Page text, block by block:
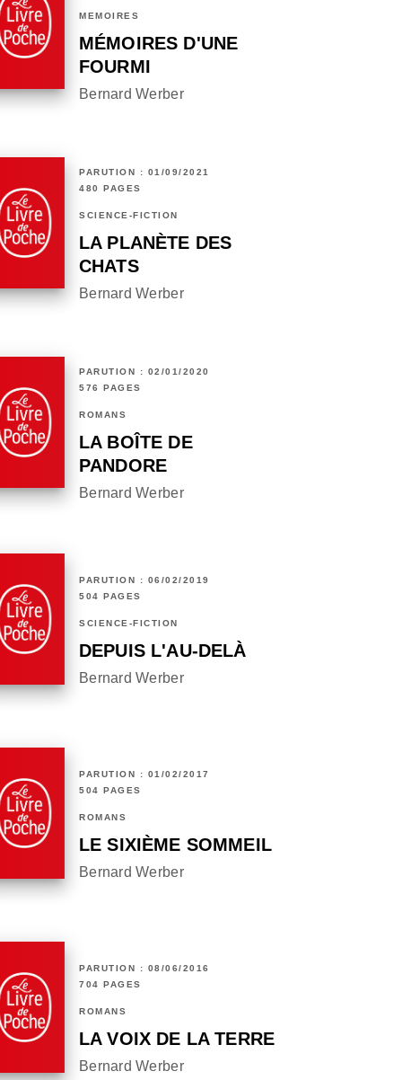
MÉMOIRES
MÉMOIRES D'UNE
FOURMI
Bernard Werber
PARUTION : 01/09/2021
480 PAGES
SCIENCE-FICTION
LA PLANÈTE DES
CHATS
Bernard Werber
PARUTION : 02/01/2020
576 PAGES
ROMANS
LA BOÎTE DE
PANDORE
Bernard Werber
PARUTION : 06/02/2019
504 PAGES
SCIENCE-FICTION
DEPUIS L'AU-DELÀ
Bernard Werber
PARUTION : 01/02/2017
504 PAGES
ROMANS
LE SIXIÈME SOMMEIL
Bernard Werber
PARUTION : 08/06/2016
704 PAGES
ROMANS
LA VOIX DE LA TERRE
Bernard Werber